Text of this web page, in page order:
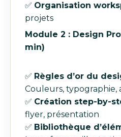
✅ Organisation
projets
Module 2 : Design
min)
✅ Règles d’or du
Couleurs, typographie,
✅ Création step-by-
flyer, présentation
✅ Bibliothèque